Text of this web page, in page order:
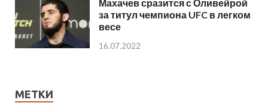
Махачев сразится с Оливейрой
за титул чемпиона UFC в легком
весе
16.07.2022
МЕТКИ